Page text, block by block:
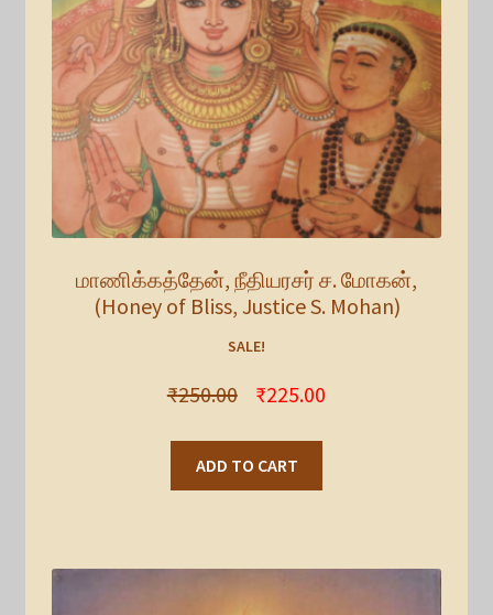
மாணிக்கத்தேன், நீதியரசர் ச. மோகன்,
(Honey of Bliss, Justice S. Mohan)
SALE!
₹250.00 ₹225.00
ADD TO CART